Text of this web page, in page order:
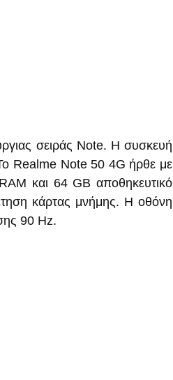
σειράς Note. Η συσκευή
Το Realme Note 50 4G ήρθε με
και 64 GB αποθηκευτικό
κάρτας μνήμης. Η οθόνη
90 Hz.